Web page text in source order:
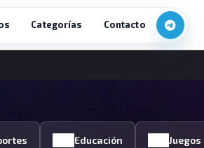
Categorías Contacto
Educación Juegos